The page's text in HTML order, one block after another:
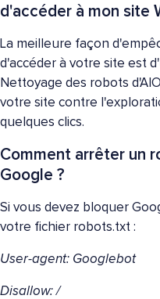
d'accéder à mon site
La meilleure façon
d'accéder à votre site est
Nettoyage des robots
votre site contre
quelques clics.
Comment arrêter un
Google ?
Si vous devez bloquer
votre fichier robots.txt :
User-agent: Googlebot
Disallow: /